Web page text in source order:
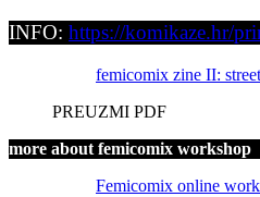
INFO: https://komikaze.hr/
femicomix zine II:
PREUZMI PDF
more about femicomix workshop
Femicomix online